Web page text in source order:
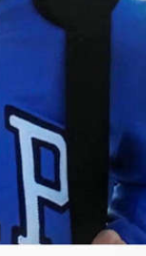
Video